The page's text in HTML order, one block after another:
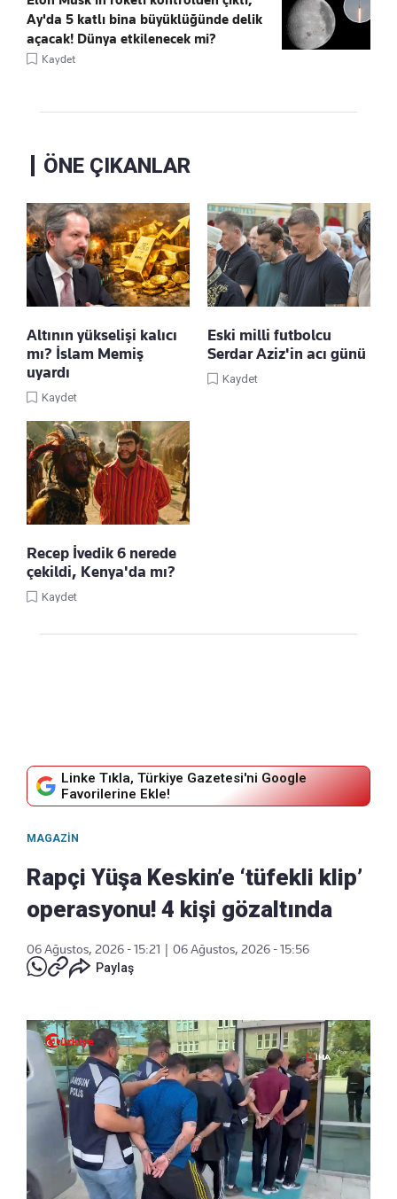
Ay'da 5 katlı bina büyüklüğünde delik
açacak! Dünya etkilenecek mi?
Kaydet
ÖNE ÇIKANLAR
Altının yükselişi kalıcı
mı? İslam Memiş
uyardı
Kaydet
Eski milli futbolcu
Serdar Aziz'in acı günü
Kaydet
Recep İvedik 6 nerede
çekildi, Kenya'da mı?
Kaydet
Linke Tıkla, Türkiye Gazetesi'ni Google
Favorilerine Ekle!
MAGAZIN
Rapçi Yüşa Keskin’e ‘tüfekli klip’
operasyonu! 4 kişi gözaltında
06 Ağustos, 2026 - 15:21 | 06 Ağustos, 2026 - 15:56
Paylaş